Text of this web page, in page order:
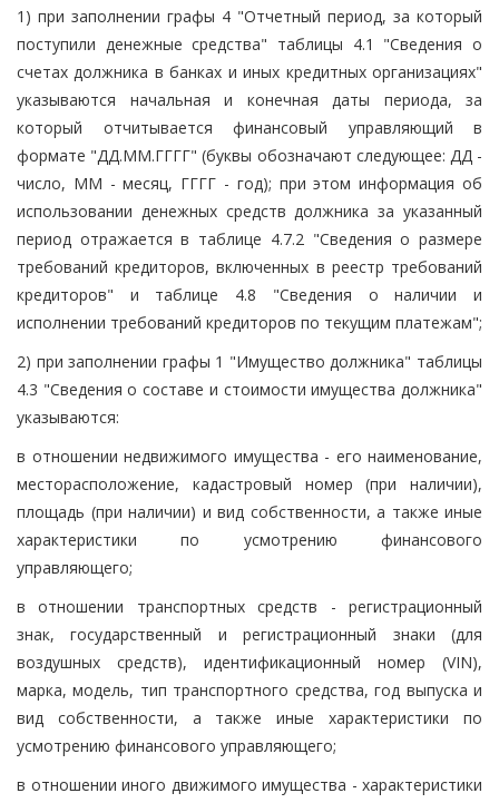
1) при заполнении графы 4 "Отчетный период, за который
поступили денежные средства" таблицы 4.1 "Сведения о
счетах должника в банках и иных кредитных организациях"
указываются начальная и конечная даты периода, за
который отчитывается финансовый управляющий в
формате "ДД.ММ.ГГГГ" (буквы обозначают следующее: ДД -
число, ММ - месяц, ГГГГ - год); при этом информация об
использовании денежных средств должника за указанный
период отражается в таблице 4.7.2 "Сведения о размере
требований кредиторов, включенных в реестр требований
кредиторов" и таблице 4.8 "Сведения о наличии и
исполнении требований кредиторов по текущим платежам";
2) при заполнении графы 1 "Имущество должника" таблицы
4.3 "Сведения о составе и стоимости имущества должника"
указываются:
в отношении недвижимого имущества - его наименование,
месторасположение, кадастровый номер (при наличии),
площадь (при наличии) и вид собственности, а также иные
характеристики по усмотрению финансового
управляющего;
в отношении транспортных средств - регистрационный
знак, государственный и регистрационный знаки (для
воздушных средств), идентификационный номер (VIN),
марка, модель, тип транспортного средства, год выпуска и
вид собственности, а также иные характеристики по
усмотрению финансового управляющего;
в отношении иного движимого имущества - характеристики